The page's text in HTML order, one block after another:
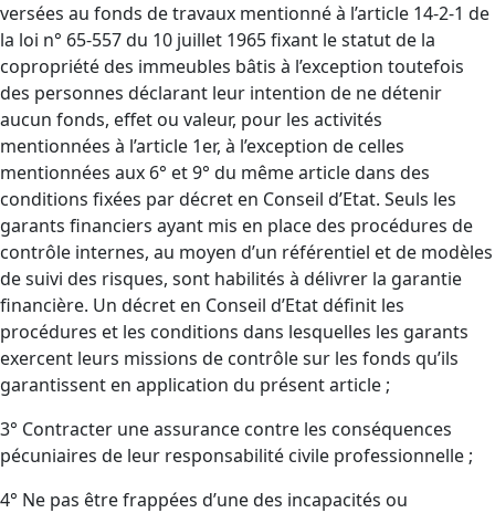
versées au fonds de travaux mentionné à l’article 14-2-1 de
la loi n° 65-557 du 10 juillet 1965 fixant le statut de la
copropriété des immeubles bâtis à l’exception toutefois
des personnes déclarant leur intention de ne détenir
aucun fonds, effet ou valeur, pour les activités
mentionnées à l’article 1er, à l’exception de celles
mentionnées aux 6° et 9° du même article dans des
conditions fixées par décret en Conseil d’Etat. Seuls les
garants financiers ayant mis en place des procédures de
contrôle internes, au moyen d’un référentiel et de modèles
de suivi des risques, sont habilités à délivrer la garantie
financière. Un décret en Conseil d’Etat définit les
procédures et les conditions dans lesquelles les garants
exercent leurs missions de contrôle sur les fonds qu’ils
garantissent en application du présent article ;
3° Contracter une assurance contre les conséquences
pécuniaires de leur responsabilité civile professionnelle ;
4° Ne pas être frappées d’une des incapacités ou